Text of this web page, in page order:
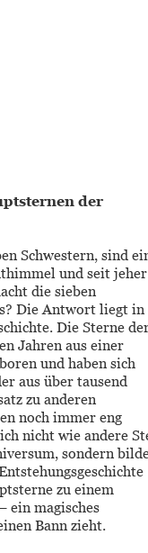
der
Schwestern, sind
und seit
die sieben
Die Antwort liegt
Die Sterne
Jahren aus einer
und haben sich
aus über tausend
zu anderen
noch immer eng
nicht wie andere
sondern
zu einem
ein magisches
Bann zieht.